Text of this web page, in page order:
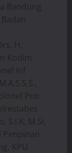
Bandung
H.
Kodim
Inf
S.,
Pnb
M.Si,
Pimpinan
KPU